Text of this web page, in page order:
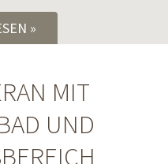
MIT
UND